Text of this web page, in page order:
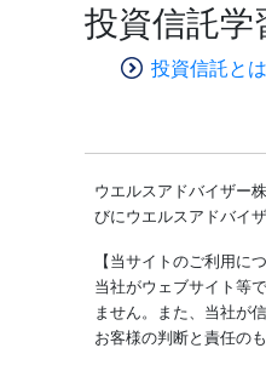
投資信託
投資信託とは
ウエルスアドバイザー
びにウエルスアドバイ
【当サイトのご利用につ
当社がウェブサイト等
ません。また、当社が
お客様の判断と責任の